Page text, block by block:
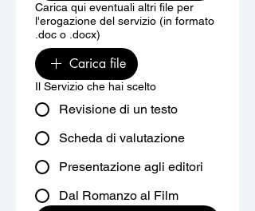
Carica qui eventuali altri file per
l'erogazione del servizio (in formato
.doc o .docx)
Carica file
Il Servizio che hai scelto
Revisione di un testo
Scheda di valutazione
Presentazione agli editori
Dal Romanzo al Film